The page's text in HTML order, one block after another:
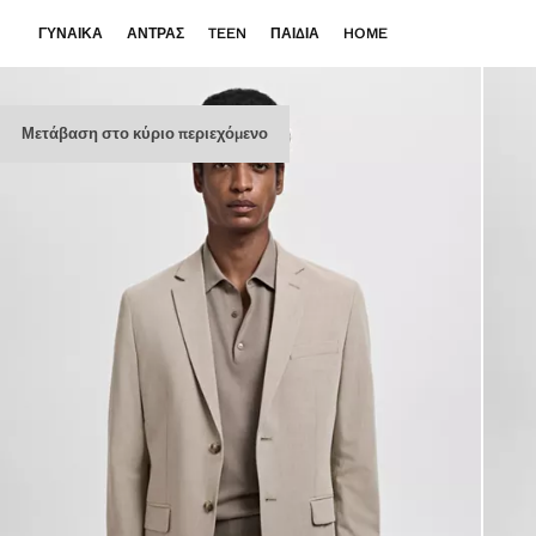
Μετάβαση στο κύριο περιεχόμενο
ΓΥΝΑΊΚΑ ΆΝΤΡΑΣ TEEN ΠΑΙΔΙΆ HOME